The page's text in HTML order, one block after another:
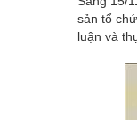
sản tổ
luận và